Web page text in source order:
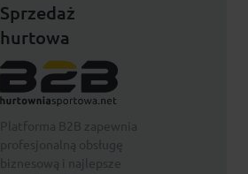
Sprzedaż
hurtowa